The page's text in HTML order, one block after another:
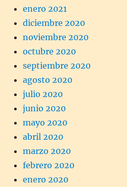
enero 2021
diciembre 2020
noviembre 2020
octubre 2020
septiembre 2020
agosto 2020
julio 2020
junio 2020
mayo 2020
abril 2020
marzo 2020
febrero 2020
enero 2020